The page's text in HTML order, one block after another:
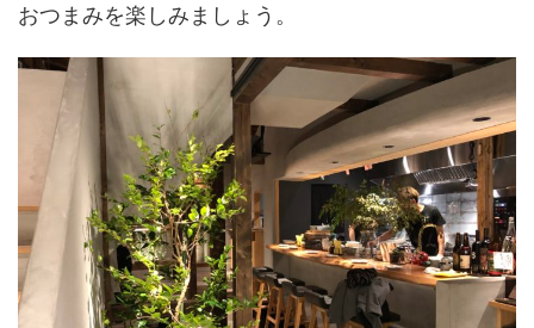
おつまみを楽しみましょう。